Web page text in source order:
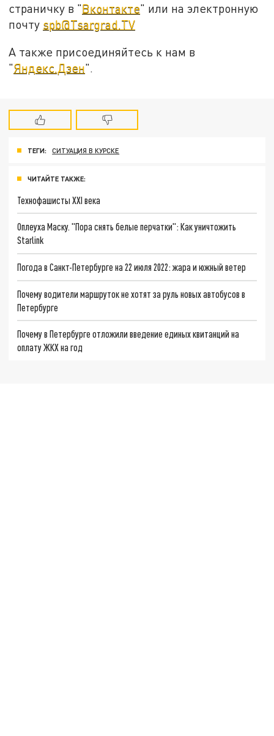
страничку в "Вконтакте" или на электронную
почту spb@Tsargrad.TV
А также присоединяйтесь к нам в
"Яндекс.Дзен".
ТЕГИ: СИТУАЦИЯ В КУРСКЕ
ЧИТАЙТЕ ТАКЖЕ:
Технофашисты XXI века
Оплеуха Маску. "Пора снять белые перчатки": Как уничтожить
Starlink
Погода в Санкт-Петербурге на 22 июля 2022: жара и южный ветер
Почему водители маршруток не хотят за руль новых автобусов в
Петербурге
Почему в Петербурге отложили введение единых квитанций на
оплату ЖКХ на год